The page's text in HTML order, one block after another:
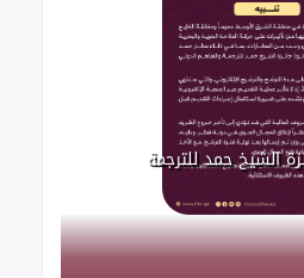
الشيخ حمد للترجمة